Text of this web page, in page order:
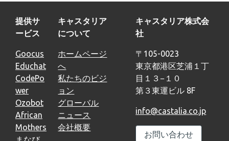
提供サ
ービス
Goocus
Educhat
CodePo
wer
Ozobot
African
Mothers
キャスタリア
について
ホームページ
へ
私たちのビジ
ョン
グローバル
ニュース
会社概要
キャスタリア株式会
社
〒105-0023
東京都港区芝浦１丁
目１３−１０
第３東運ビル 8F
info@castalia.co.jp
お問い合わせ